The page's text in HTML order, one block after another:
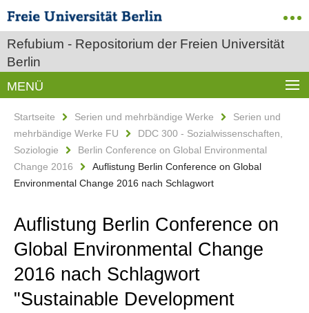
Refubium - Repositorium der Freien Universität
Berlin
MENÜ
Startseite Serien und mehrbändige Werke
Serien und
mehrbändige Werke FU
DDC 300 - Sozialwissenschaften,
Soziologie
Berlin Conference on Global Environmental
Change 2016
Auflistung Berlin Conference on Global
Environmental Change 2016 nach Schlagwort
Auflistung Berlin Conference on
Global Environmental Change
2016 nach Schlagwort
"Sustainable Development